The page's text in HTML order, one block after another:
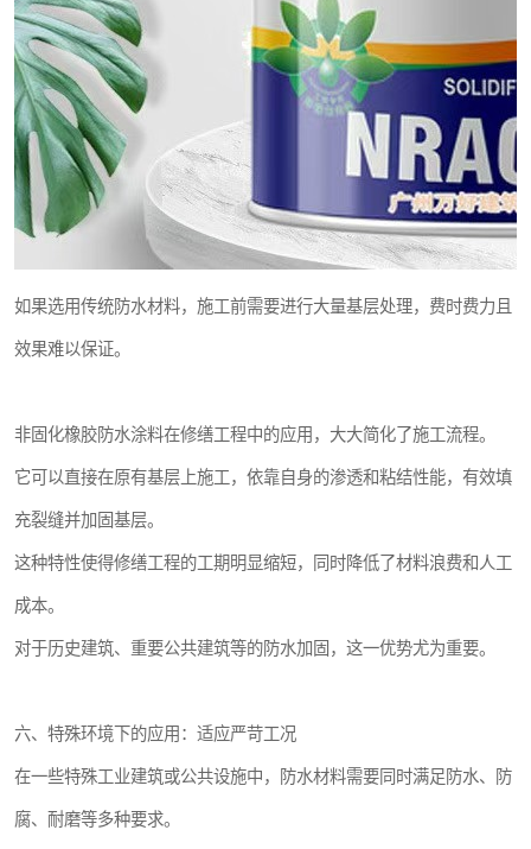
如果选用传统防水材料，施工前需要进行大量基层处理，费时费力且
效果难以保证。
非固化橡胶防水涂料在修缮工程中的应用，大大简化了施工流程。
它可以直接在原有基层上施工，依靠自身的渗透和粘结性能，有效填
充裂缝并加固基层。
这种特性使得修缮工程的工期明显缩短，同时降低了材料浪费和人工
成本。
对于历史建筑、重要公共建筑等的防水加固，这一优势尤为重要。
六、特殊环境下的应用：适应严苛工况
在一些特殊工业建筑或公共设施中，防水材料需要同时满足防水、防
腐、耐磨等多种要求。